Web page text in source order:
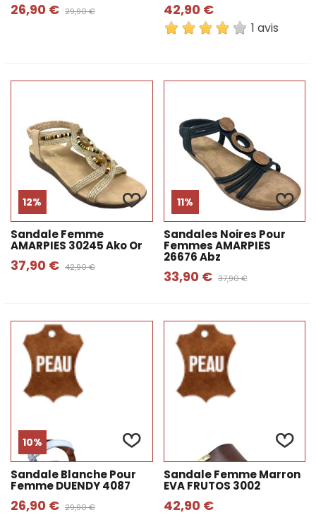
26,90 € 29,90 € 42,90 €
1 avis
12%
Sandale Femme
AMARPIES 30245 Ako Or
37,90 € 42,90 €
11%
Sandales Noires Pour
Femmes AMARPIES
26676 Abz
33,90 € 37,90 €
10%
Sandale Blanche Pour
Femme DUENDY 4087
26,90 € 29,90 €
Sandale Femme Marron
EVA FRUTOS 3002
42,90 €